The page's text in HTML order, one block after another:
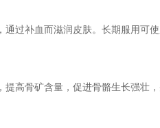
过补血而滋润皮肤。长期服用可
高骨矿含量，促进骨骼生长强壮